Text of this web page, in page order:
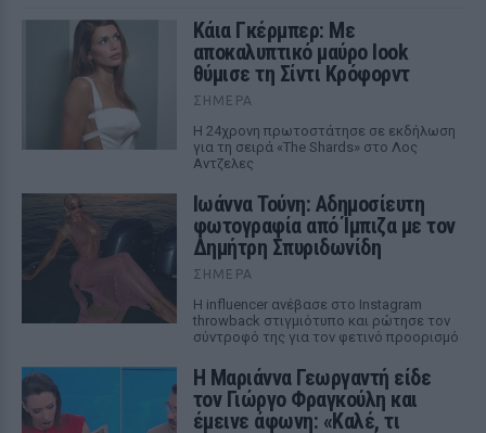
Κάια Γκέρμπερ: Με
αποκαλυπτικό μαύρο look
θύμισε τη Σίντι Κρόφορντ
ΣΉΜΕΡΑ
Η 24χρονη πρωτοστάτησε σε εκδήλωση
για τη σειρά «The Shards» στο Λος
Αντζελες
Ιωάννα Τούνη: Αδημοσίευτη
φωτογραφία από Ίμπιζα με τον
Δημήτρη Σπυριδωνίδη
ΣΉΜΕΡΑ
Η influencer ανέβασε στο Instagram
throwback στιγμιότυπο και ρώτησε τον
σύντροφό της για τον φετινό προορισμό
Η Μαριάννα Γεωργαντή είδε
τον Γιώργο Φραγκούλη και
έμεινε άφωνη: «Καλέ, τι